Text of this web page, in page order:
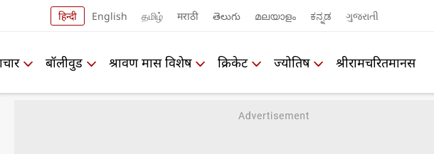
हिन्दी English தமிழ் मराठी తెలుగు മലയാളം ಕನ್ನಡ ગુજરાતી
बॉलीवुड श्रावण मास विशेष क्रिकेट ज्योतिष श्रीरामचरितमानस